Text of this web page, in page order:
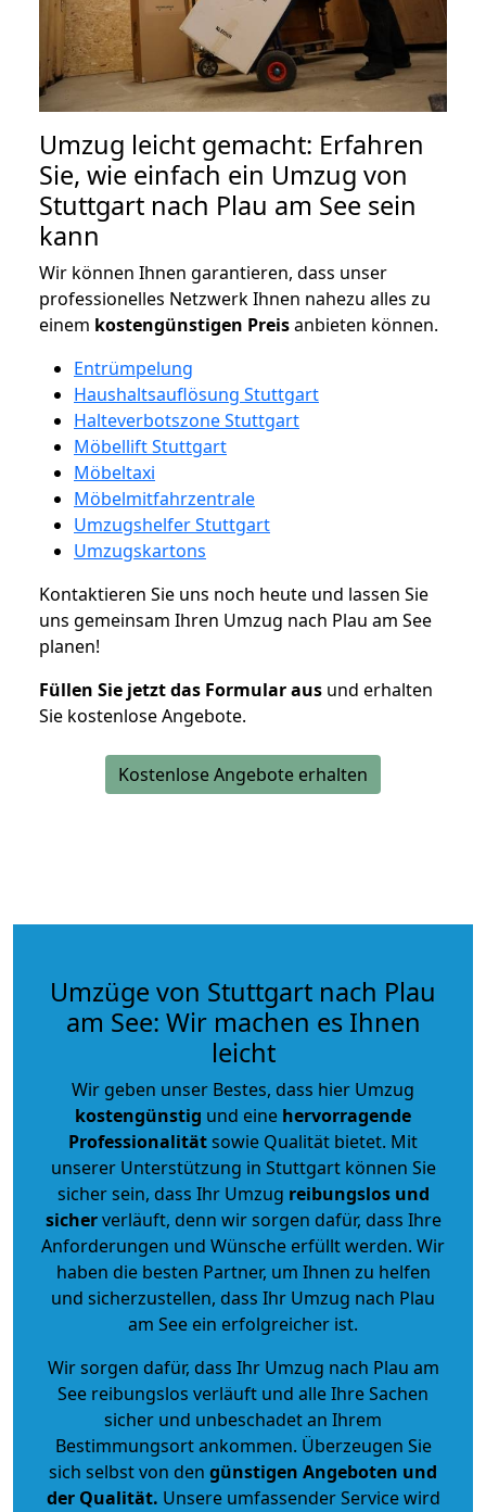
Umzug leicht gemacht: Erfahren
Sie, wie einfach ein Umzug von
Stuttgart nach Plau am See sein
kann
Wir können Ihnen garantieren, dass unser
professionelles Netzwerk Ihnen nahezu alles zu
einem kostengünstigen Preisanbieten können.
Entrümpelung
Haushaltsauflösung Stuttgart
Halteverbotszone Stuttgart
Möbellift Stuttgart
Möbeltaxi
Möbelmitfahrzentrale
Umzugshelfer Stuttgart
Umzugskartons
Kontaktieren Sie uns noch heute und lassen Sie
uns gemeinsam Ihren Umzug nach Plau am See
planen!
Füllen Sie jetzt das Formular aus und erhalten
Sie kostenlose Angebote.
Kostenlose Angebote erhalten
Umzüge von Stuttgart nach Plau
am See: Wir machen es Ihnen
leicht
Wir geben unser Bestes, dass hier Umzug
kostengünstig und eine hervorragende
Professionalitätsowie Qualität bietet. Mit
unserer Unterstützung in Stuttgart können Sie
sicher sein, dass Ihr Umzug reibungslos und
sicherverläuft, denn wir sorgen dafür, dass Ihre
Anforderungen und Wünsche erfüllt werden. Wir
haben die besten Partner, um Ihnen zu helfen
und sicherzustellen, dass Ihr Umzug nach Plau
am See ein erfolgreicher ist.
Wir sorgen dafür, dass Ihr Umzug nach Plau am
See reibungslos verläuft und alle Ihre Sachen
sicher und unbeschadet an Ihrem
Bestimmungsort ankommen. Überzeugen Sie
sich selbst von den günstigen Angeboten und
der Qualität. Unsere umfassender Service wird